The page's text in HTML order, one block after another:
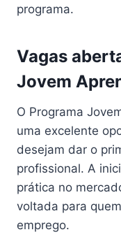
programa.
Vagas
Jovem
O Programa
uma excelente
desejam dar o
profissional. A
prática no
voltada para
emprego.